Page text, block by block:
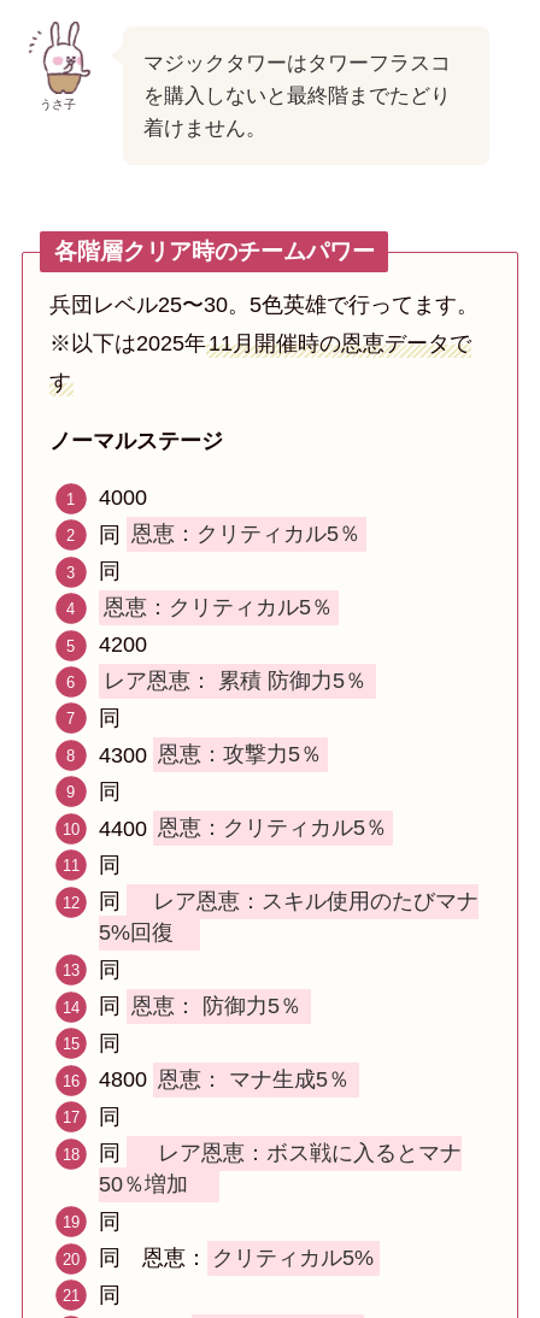
うさ子
マジックタワーはタワーフラスコ
を購入しないと最終階までたどり
着けません。
各階層クリア時のチームパワー
兵団レベル25〜30。5色英雄で行ってます。
※以下は2025年11月開催時の恩恵データで
す
ノーマルステージ
4000
同
恩恵：クリティカル5％
同
恩恵：クリティカル5％
4200
レア恩恵：
累積 防御力5％
同
4300 恩恵：攻撃力5％
同
4400 恩恵：クリティカル5％
同
同
レア恩恵：スキル使用のたびマナ
5%回復
同
同
恩恵：
防御力5％
同
4800 恩恵：
マナ生成5％
同
同
レア恩恵：ボス戦に入るとマナ
50％増加
同
同 恩恵：
クリティカル5%
同